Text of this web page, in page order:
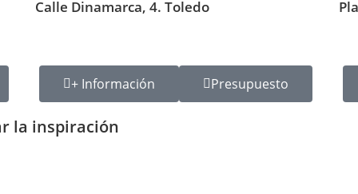
Calle Dinamarca, 4. Toledo
+ Información Presupuesto
la inspiración